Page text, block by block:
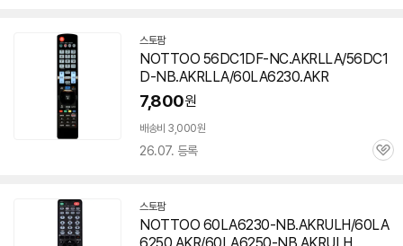
스토팜네
버
이
NOTTOO 56DC1DF-NC.AKRLLA/56DC1
D-NB.AKRLLA/60LA6230.AKR
7,800원
배송비 3,000원
26.07. 등록
관
스토팜네
버
NOTTOO 60LA6230-NB.AKRULH/60LA